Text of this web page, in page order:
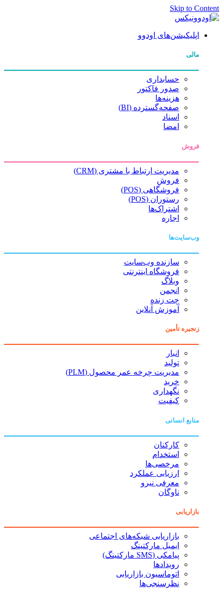
Skip to Content
اپلیکیشن‌های اودوو
مالی
حسابداری
صدور فاکتور
هزینه‌ها
صفحه‌گسترده (BI)
اسناد
امضا
فروش
مدیریت ارتباط با مشتری (CRM)
فروش
فروشگاهی (POS)
رستوران (POS)
اشتراک‌ها
اجاره
وب‌سایت‌ها
سازنده وب‌سایت
فروشگاه اینترنتی
وبلاگ
انجمن
چت زنده
آموزش آنلاین
زنجیره تأمین
انبار
تولید
مدیریت چرخه عمر محصول (PLM)
خرید
نگهداری
کیفیت
منابع انسانی
کارکنان
استخدام
مرخصی‌ها
ارزیابی عملکرد
معرفی نیرو
ناوگان
بازاریابی
بازاریابی شبکه‌های اجتماعی
ایمیل مارکتینگ
پیامکی (SMS مارکتینگ)
رویدادها
اتوماسیون بازاریابی
نظرسنجی‌ها